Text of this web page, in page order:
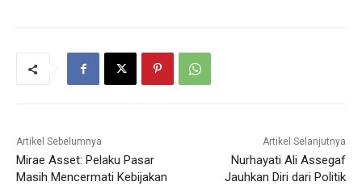
Artikel Sebelumnya
Mirae Asset: Pelaku Pasar
Masih Mencermati Kebijakan
Artikel Selanjutnya
Nurhayati Ali Assegaf
Jauhkan Diri dari Politik